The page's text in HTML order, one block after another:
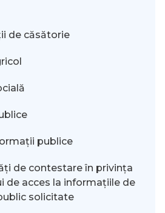
de căsătorie
publice
de contestare în privinţa
de acces la informaţiile de
solicitate